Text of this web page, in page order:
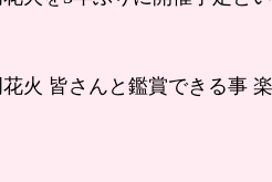
火 皆さんと鑑賞できる事